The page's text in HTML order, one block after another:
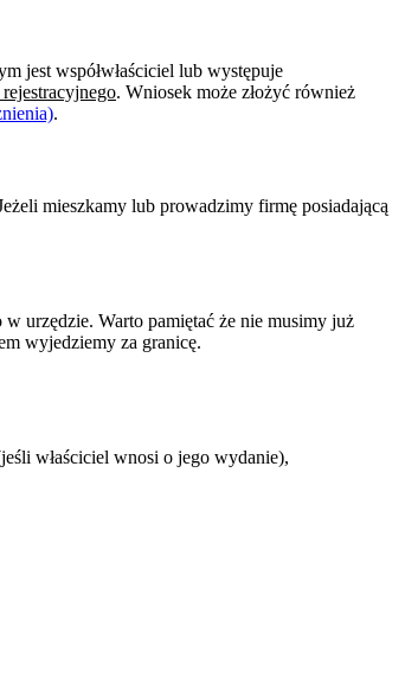
jest współwłaściciel lub występuje
. Wniosek może złożyć również
.
mieszkamy lub prowadzimy firmę posiadającą
urzędzie. Warto pamiętać że nie musimy już
wyjedziemy za granicę.
właściciel wnosi o jego wydanie),